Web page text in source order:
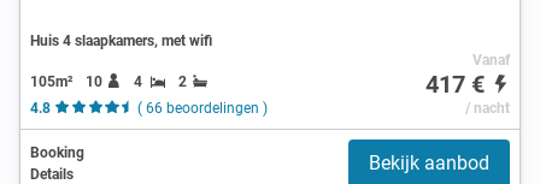
Huis 4 slaapkamers, met wifi
105m² 10 4
2
4.8
( 66 beoordelingen )
Vanaf
417 €
/ nacht
Booking
Details
Bekijk aanbod